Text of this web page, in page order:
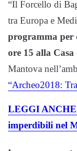
“Il Forcello di
tra Europa e
programma per
ore 15 alla
Mantova
“Archeo2018:
LEGGI
imperdibili nel